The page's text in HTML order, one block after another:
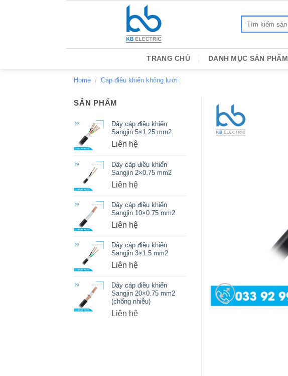
TRANG CHỦ DANH MỤC SẢN PHẨM
Home / Cáp điều khiển không lưới
SẢN PHẨM
Dây cáp điều khiển
Sangjin 5×1.25 mm2
Liên hệ
Dây cáp điều khiển
Sangjin 2×0.75 mm2
Liên hệ
Dây cáp điều khiển
Sangjin 10×0.75 mm2
Liên hệ
Dây cáp điều khiển
Sangjin 3×1.5 mm2
Liên hệ
Dây cáp điều khiển
Sangjin 20×0.75 mm2
(chống nhiễu)
Liên hệ